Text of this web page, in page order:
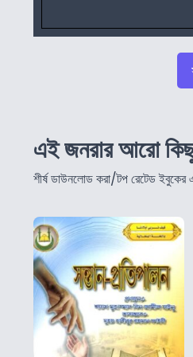
এই জনরার আরো
শীর্ষ ডাউনলোড করা/টপ রেটেড ইবুকের